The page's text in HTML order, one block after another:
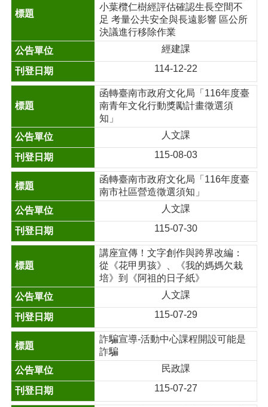
小葉欖仁樹經評估確認生長空間不
足 考量公共安全與長遠影響 區公所
決議進行移除作業
經建課
114-12-22
函轉臺南市政府文化局「116年度臺
南青年文化行動獎勵計畫徵選須
知」
人文課
115-08-03
函轉臺南市政府文化局「116年度臺
南市社區營造徵選須知」
人文課
115-07-30
講座宣傳！文字創作與跨界改編：
從《花甲男孩》、《我的媽媽欠栽
培》到《阿祖的日子紙》
人文課
115-07-29
詐騙宣導-活動中心課程開設可能是
詐騙
民政課
115-07-27